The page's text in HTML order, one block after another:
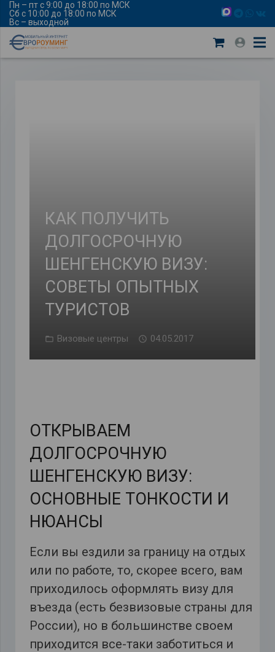
Пн – пт с 9:00 до 18:00 по МСК
Сб с 10:00 до 18:00 по МСК
Вс – выходной
КАК ПОЛУЧИТЬ
ДОЛГОСРОЧНУЮ
ШЕНГЕНСКУЮ ВИЗУ:
СОВЕТЫ ОПЫТНЫХ
ТУРИСТОВ
Визовые центры 04.05.2017
ОТКРЫВАЕМ
ДОЛГОСРОЧНУЮ
ШЕНГЕНСКУЮ ВИЗУ:
ОСНОВНЫЕ ТОНКОСТИ И
НЮАНСЫ
Если вы ездили за границу на отдых
или по работе, то, скорее всего, вам
приходилось оформлять визу для
въезда (есть безвизовые страны для
России), но в большинстве своем
приходится все-таки заботиться и